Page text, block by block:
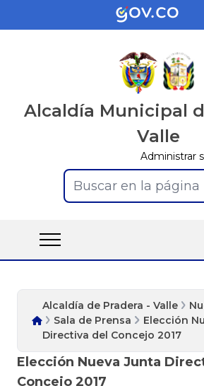
Alcaldía Municipal
Valle
Administrar
Buscar en la página
Alcaldía de Pradera - Valle
Sala de Prensa
Elección
Directiva del Concejo 2017
Elección Nueva Junta
Concejo 2017